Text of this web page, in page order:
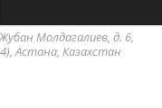
Молдагалиев, д. 6,
Астана, Казахстан